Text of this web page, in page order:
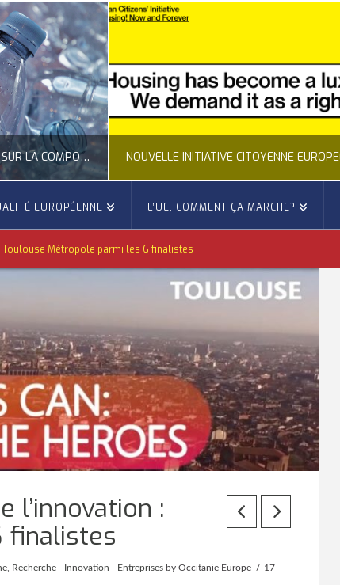
CLARIFICATION DES RÈGLES SUR LA COMPOSITION DES BOUTEILLES PLASTIQUES
ÉNERGIE - ENVIRONNEMENT - CLIMAT ACTUALITÉ DE L'UNION EUROPÉENNE, ACTUALITÉ DE LA REPRÉSENTATION D’OCCITANIE EUROPE, CITOYENNETÉ, LOGEMENT
JUILLET 24, 2026
EUROPÉENNE L’UE, COMMENT ÇA MARCHE?
Toulouse Métropole parmi les 6 finalistes
l’innovation :
finalistes
Recherche - Innovation - Entreprises by Occitanie Europe
17